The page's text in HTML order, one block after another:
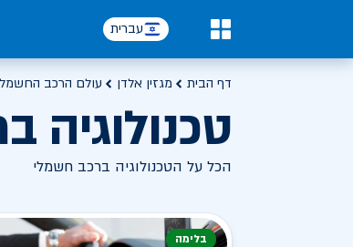
עברית
דף הבית מגזין אלדן עולם הרכב
טכנולוגיה
הכל על הטכנולוגיה ברכב חשמלי
בלימה